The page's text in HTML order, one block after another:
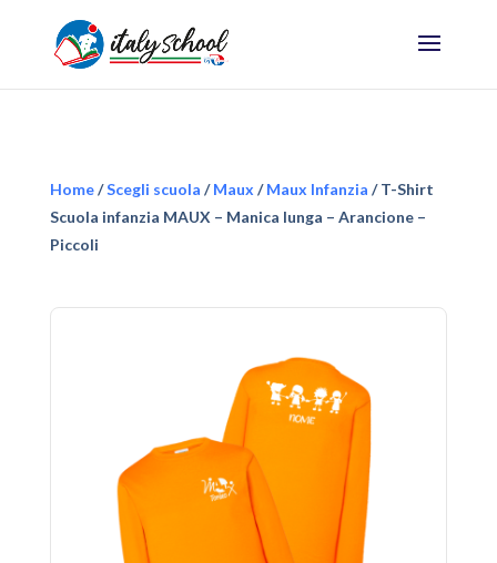
Home/Scegli scuola /Maux /Maux Infanzia / T-Shirt
Scuola infanzia MAUX – Manica lunga – Arancione –
Piccoli